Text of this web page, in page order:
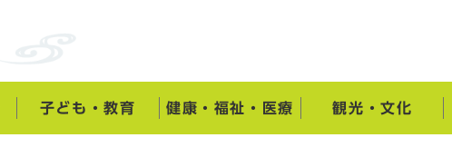
子ども・教育 健康・福祉・医療 観光・文化